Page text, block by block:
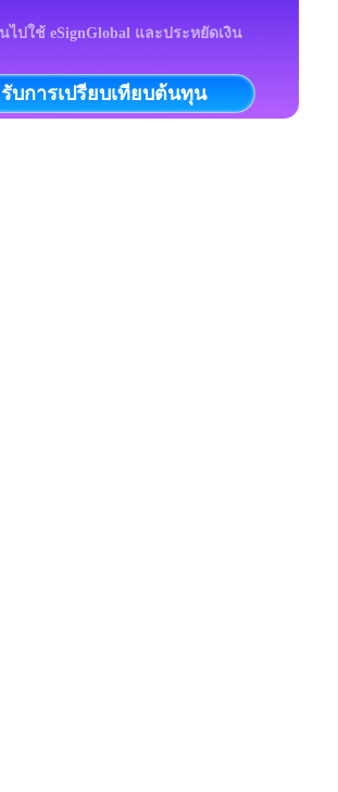
ไปใช้ eSignGlobal และประหยัดเงิน
รับการเปรียบเทียบต้นทุน